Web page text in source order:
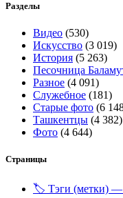
Разделы
Видео (530)
Искусство (3 019)
История (5 263)
Песочница
Разное (4 091)
Служебное (181)
Старые фото (6
Ташкентцы (4 382)
Фото (4 644)
Страницы
🏷️ Тэги (метки) —